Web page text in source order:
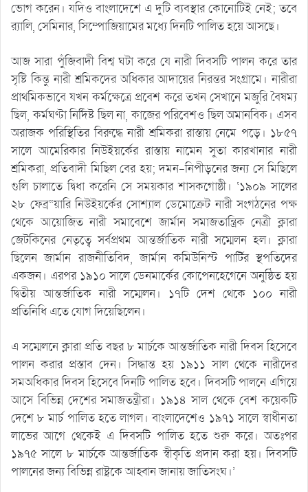
ভোগ করেন। যদিও বাংলাদেশে এ দুটি ব্যবস্থার কোনোটিই নেই; তবে
র‌্যালি, সেমিনার, সিম্পোজিয়ামের মধ্যে দিনটি পালিত হয়ে আসছে।
আজ সারা পুঁজিবাদী বিশ্ব ঘটা করে যে নারী দিবসটি পালন করে তার
সৃষ্টি কিন্তু নারী শ্রমিকদের অধিকার আদায়ের নিরন্তর সংগ্রামে। নারীরা
প্রাথমিকভাবে যখন কর্মক্ষেত্রে প্রবেশ করে তখন সেখানে মজুরি বৈষম্য
ছিল, কর্মঘণ্টা নির্দিষ্ট ছিল না, কাজের পরিবেশও ছিল অমানবিক। এসব
অরাজক পরিস্থিতির বিরুদ্ধে নারী শ্রমিকরা রাস্তায় নেমে পড়ে। ১৮৫৭
সালে আমেরিকার নিউইয়র্কের রাস্তায় নামেন সুতা কারখানার নারী
শ্রমিকরা, প্রতিবাদী মিছিল বের হয়; দমন-নিপীড়নের জন্য সে মিছিলে
গুলি চালাতে দ্বিধা করেনি সে সময়কার শাসকগোষ্ঠী। ‘১৯০৯ সালের
২৮ ফেব্র“য়ারি নিউইয়র্কের সোশ্যাল ডেমোক্রেট নারী সংগঠনের পক্ষ
থেকে আয়োজিত নারী সমাবেশে জার্মান সমাজতান্ত্রিক নেত্রী ক্লারা
জেটকিনের নেতৃত্বে সর্বপ্রথম আন্তর্জাতিক নারী সম্মেলন হল। ক্লারা
ছিলেন জার্মান রাজনীতিবিদ, জার্মান কমিউনিস্ট পার্টির স্থপতিদের
একজন। এরপর ১৯১০ সালে ডেনমার্কের কোপেনহেগেনে অনুষ্ঠিত হয়
দ্বিতীয় আন্তর্জাতিক নারী সম্মেলন। ১৭টি দেশ থেকে ১০০ নারী
প্রতিনিধি এতে যোগ দিয়েছিলেন।
এ সম্মেলনে ক্লারা প্রতি বছর ৮ মার্চকে আন্তর্জাতিক নারী দিবস হিসেবে
পালন করার প্রস্তাব দেন। সিদ্ধান্ত হয় ১৯১১ সাল থেকে নারীদের
সমঅধিকার দিবস হিসেবে দিনটি পালিত হবে। দিবসটি পালনে এগিয়ে
আসে বিভিন্ন দেশের সমাজতন্ত্রীরা। ১৯১৪ সাল থেকে বেশ কয়েকটি
দেশে ৮ মার্চ পালিত হতে লাগল। বাংলাদেশেও ১৯৭১ সালে স্বাধীনতা
লাভের আগে থেকেই এ দিবসটি পালিত হতে শুরু করে। অতঃপর
১৯৭৫ সালে ৮ মার্চকে আন্তর্জাতিক স্বীকৃতি প্রদান করা হয়। দিবসটি
পালনের জন্য বিভিন্ন রাষ্ট্রকে আহ্বান জানায় জাতিসংঘ।’